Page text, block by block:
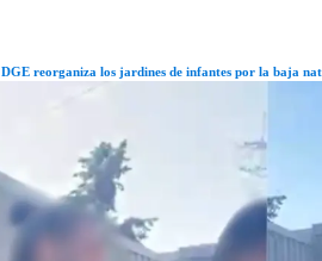
reorganiza los jardines de infantes por la baja